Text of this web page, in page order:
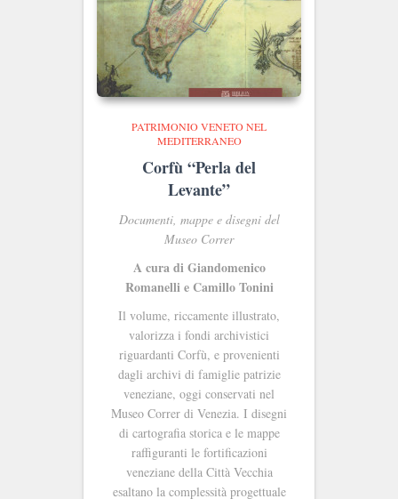
PATRIMONIO VENETO NEL
MEDITERRANEO
Corfù “Perla del
Levante”
Documenti, mappe e disegni del
Museo Correr
A cura di Giandomenico
Romanelli e Camillo Tonini
Il volume, riccamente illustrato,
valorizza i fondi archivistici
riguardanti Corfù, e provenienti
dagli archivi di famiglie patrizie
veneziane, oggi conservati nel
Museo Correr di Venezia. I disegni
di cartografia storica e le mappe
raffiguranti le fortificazioni
veneziane della Città Vecchia
esaltano la complessità progettuale